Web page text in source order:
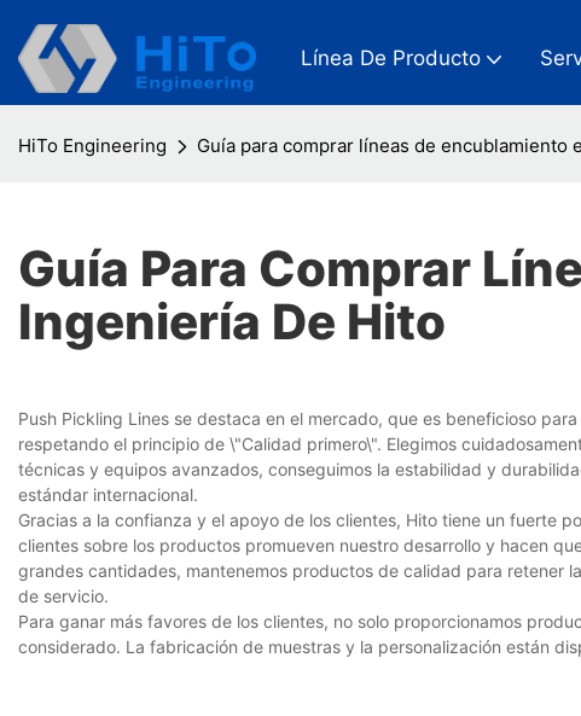
Línea De Producto
HiTo Engineering Guía para comprar líneas de encublamiento
Guía Para Comprar
Ingeniería De Hito
Push Pickling Lines se destaca en el mercado, que es beneficioso
respetando el principio de \"Calidad primero\". Elegimos
técnicas y equipos avanzados, conseguimos la estabilidad y
estándar internacional.
Gracias a la confianza y el apoyo de los clientes, Hito tiene un fuerte
clientes sobre los productos promueven nuestro desarrollo y hacen
grandes cantidades, mantenemos productos de calidad para retener
de servicio.
Para ganar más favores de los clientes, no solo proporcionamos
considerado. La fabricación de muestras y la personalización están